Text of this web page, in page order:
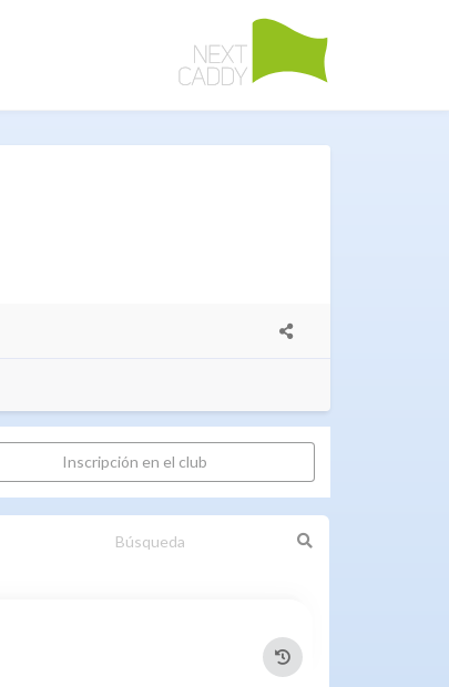
Inscripción en el club